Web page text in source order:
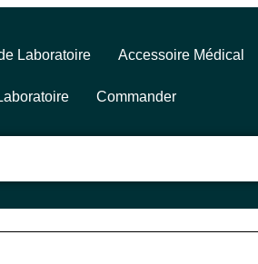
Laboratoire Accessoire Médical
Commander